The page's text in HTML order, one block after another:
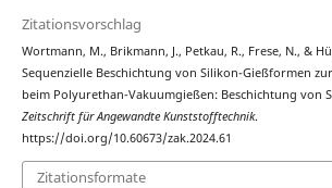
Zitationsvorschlag
Wortmann, M., Brikmann, J., Petkau, R., Frese, N., &
Sequenzielle Beschichtung von Silikon-Gießformen
beim Polyurethan-Vakuumgießen: Beschichtung von
Zeitschrift für Angewandte Kunststofftechnik.
https://doi.org/10.60673/zak.2024.61
Zitationsformate